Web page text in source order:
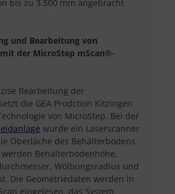
bis zu 3.500 mm angebracht
und Bearbeitung von
der MicroStep mScan®-
Bearbeitung der
die GEA Prodction Kitzingen
von MicroStep. Bei der
wurde ein Laserscanner
Oberläche des Behälterbodens
Behälterbodenhöhe,
Wölbungsradius und
Die Geometriedaten werden in
eingelesen, das System